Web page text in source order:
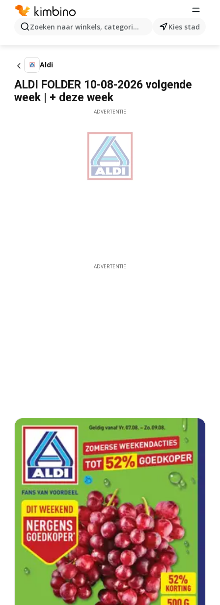
Zoeken naar winkels, categorieën, producten...
Kies stad
Aldi
ALDI FOLDER 10-08-2026 volgende
week | + deze week
ADVERTENTIE
ADVERTENTIE